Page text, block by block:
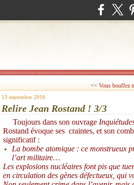
<< Vous bouffez
13 septembre 2016
Relire Jean Rostand ! 3/3
Toujours dans son ouvrage
Rostand évoque ses craintes, et son
significatif :
La bombe atomique : ce monstrueux
l’art militaire…
Les explosions nucléaires font pis que
en circulation des gènes défectueux, qui